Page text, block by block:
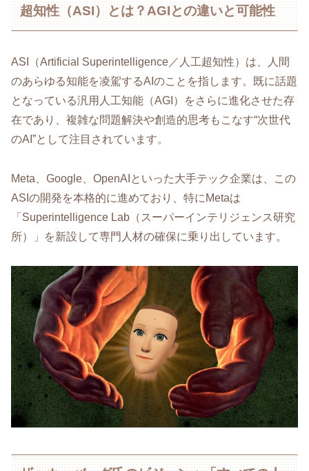
超知性（ASI）とは？AGIとの違いと可能性
ASI（Artificial Superintelligence／人工超知性）は、人間
のあらゆる知能を凌駕するAIのことを指します。既に話題
となっている汎用人工知能（AGI）をさらに進化させた存
在であり、複雑な問題解決や創造的思考もこなす“次世代
のAI”として注目されています。
Meta、Google、OpenAIといった大手テック企業は、この
ASIの開発を本格的に進めており、特にMetaは
「Superintelligence Lab（スーパーインテリジェンス研究
所）」を新設して専門人材の確保に乗り出しています。